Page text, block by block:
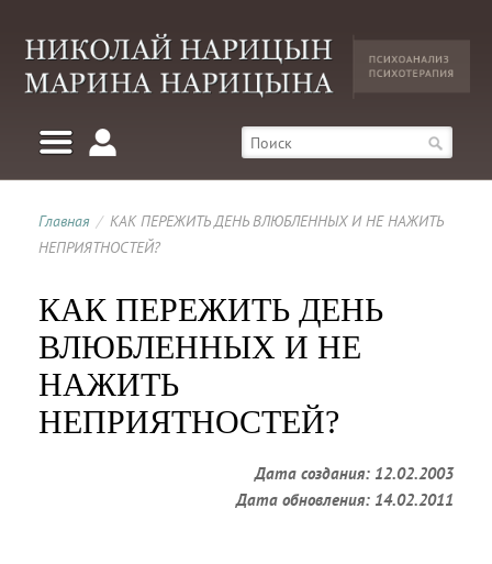
Главная / КАК ПЕРЕЖИТЬ ДЕНЬ ВЛЮБЛЕННЫХ И НЕ НАЖИТЬ
НЕПРИЯТНОСТЕЙ?
КАК ПЕРЕЖИТЬ ДЕНЬ
ВЛЮБЛЕННЫХ И НЕ
НАЖИТЬ
НЕПРИЯТНОСТЕЙ?
Дата создания: 12.02.2003
Дата обновления: 14.02.2011